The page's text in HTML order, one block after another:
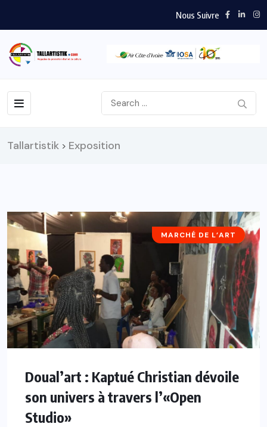
Nous Suivre
Tallartistik > Exposition
A LA UNE
ACTUALITÉS
MARCHÉ DE L’ART
Doual’art : Kaptué Christian dévoile
son univers à travers l’«Open
Studio»